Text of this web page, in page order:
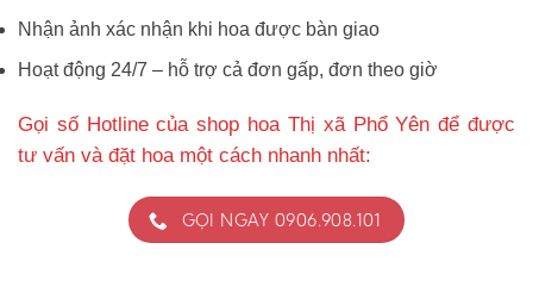
Nhận ảnh xác nhận khi hoa được bàn giao
Hoạt động 24/7 – hỗ trợ cả đơn gấp, đơn theo giờ
Gọi số Hotline của shop hoa Thị xã Phổ Yên để được
tư vấn và đặt hoa một cách nhanh nhất:
GỌI NGAY 0906.908.101